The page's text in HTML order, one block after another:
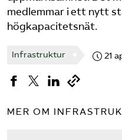
medlemmar i ett nytt
högkapacitetsnät.
Infrastruktur 21
MER OM